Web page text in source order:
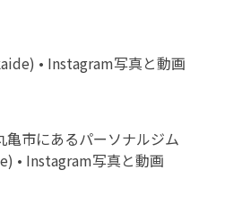
• Instagram写真と動画
亀市にあるパーソナルジム
• Instagram写真と動画